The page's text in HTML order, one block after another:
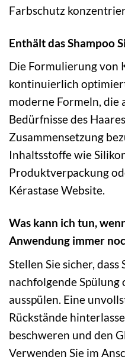
Farbschutz
Enthält das Shampoo
Die Formulierung von
kontinuierlich
moderne Formeln, die
Bedürfnisse des
Zusammensetzung
Inhaltsstoffe wie
Produktverpackung
Kérastase Website.
Was kann ich tun,
Anwendung immer
Stellen Sie sicher, dass
nachfolgende
ausspülen. Eine
Rückstände
beschweren und den
Verwenden Sie im